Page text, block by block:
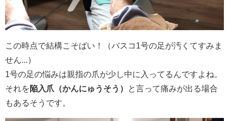
この時点で結構こそばい！（バスコ1号の足が汚くてすみま
せん...）
1号の足の悩みは親指の爪が少し中に入ってるんですよね。
それを陥入爪（かんにゅうそう ）
と言って痛みが出る場合
もあるそうです。